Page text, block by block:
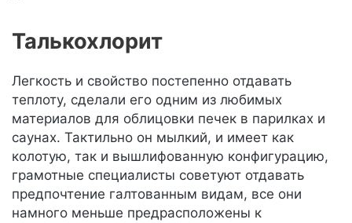
Талькохлорит
Легкость и свойство постепенно отдавать
теплоту, сделали его одним из любимых
материалов для облицовки печек в парилках и
саунах. Тактильно он мылкий, и имеет как
колотую, так и вышлифованную конфигурацию,
грамотные специалисты советуют отдавать
предпочтение галтованным видам, все они
намного меньше предрасположены к